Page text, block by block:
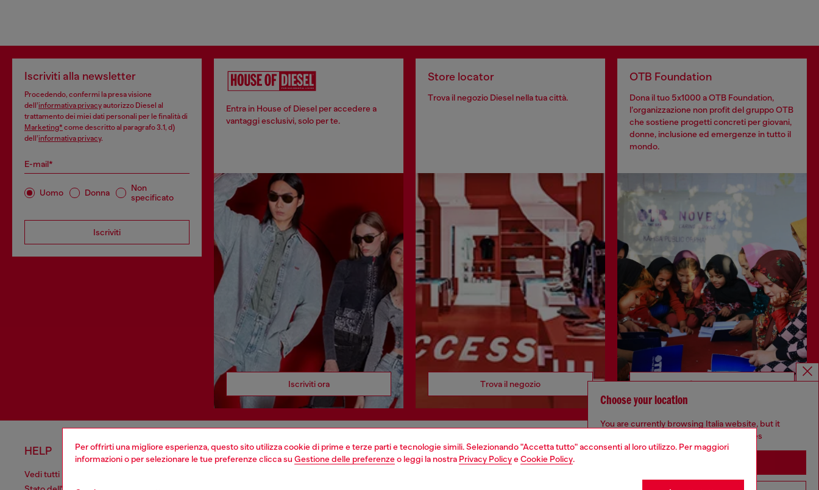
Per offrirti una migliore esperienza, questo sito utilizza cookie di prime e terze parti e tecnologie simili. Selezionando "Accetta tutto" acconsenti al loro utilizzo. Per maggiori
informazioni o per selezionare le tue preferenze clicca su Gestione delle preferenzeo leggi la nostra Privacy PolicyeCookie Policy.
Iscriviti alla newsletter
Procedendo, confermi la presa visione
dell’informativa privacyautorizzo Diesel al
trattamento dei miei dati personali per le finalità di
Marketing* come descritto al paragrafo 3.1, d)
dell’informativa privacy.
E-mail*
Uomo Donna
Non
specificato
Iscriviti
Entra in House of Diesel per accedere a
vantaggi esclusivi, solo per te.
Iscriviti ora
Store locator
Trova il negozio Diesel nella tua città.
Trova il negozio
OTB Foundation
Dona il tuo 5x1000 a OTB Foundation,
l’organizzazione non profit del gruppo OTB
che sostiene progetti concreti per giovani,
donne, inclusione ed emergenze in tutto il
mondo.
Scopri di più
HELP
Vedi tutti
AREA LEGAL WORLD OF DIESEL CORPORATE
Choose your location
You are currently browsing Italia website, but it
seems you may be based in United States